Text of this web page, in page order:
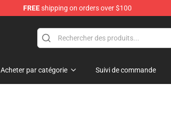
FREEshipping on orders over $100
Acheter par catégorie Suivi de commande